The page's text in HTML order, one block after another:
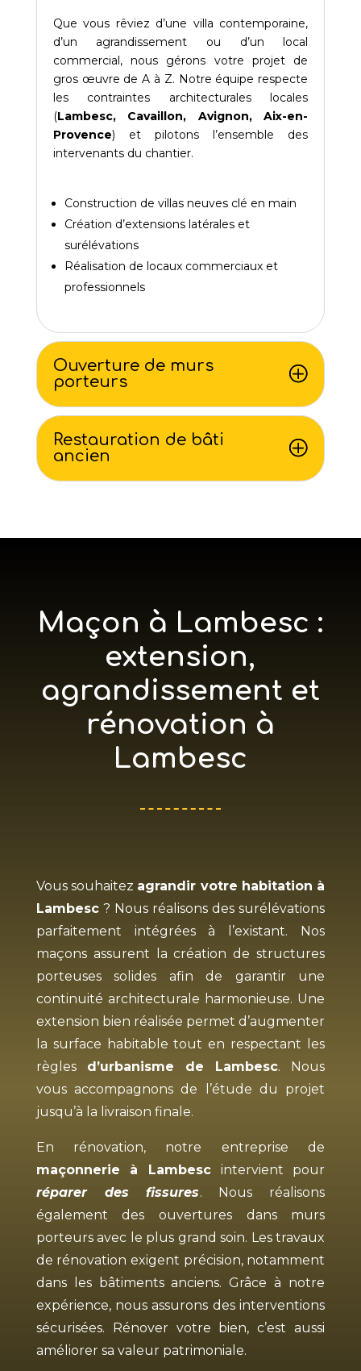
Que vous rêviez d’une villa contemporaine,
d’un agrandissement ou d’un local
commercial, nous gérons votre projet de
gros œuvre de A à Z. Notre équipe respecte
les contraintes architecturales locales
(Lambesc, Cavaillon, Avignon, Aix-en-
Provence) et pilotons l’ensemble des
intervenants du chantier.
Construction de villas neuves clé en main
Création d’extensions latérales et
surélévations
Réalisation de locaux commerciaux et
professionnels
Ouverture de murs
porteurs
Restauration de bâti
ancien
Maçon à Lambesc :
extension,
agrandissement et
rénovation à
Lambesc
Vous souhaitez agrandir votre habitation à
Lambesc? Nous réalisons des surélévations
parfaitement intégrées à l’existant. Nos
maçons assurent la création de structures
porteuses solides afin de garantir une
continuité architecturale harmonieuse. Une
extension bien réalisée permet d’augmenter
la surface habitable tout en respectant les
règles d’urbanisme de Lambesc. Nous
vous accompagnons de l’étude du projet
jusqu’à la livraison finale.
En rénovation, notre entreprise de
maçonnerie à Lambesc intervient pour
réparer des fissures. Nous réalisons
également des ouvertures dans murs
porteurs avec le plus grand soin. Les travaux
de rénovation exigent précision, notamment
dans les bâtiments anciens. Grâce à notre
expérience, nous assurons des interventions
sécurisées. Rénover votre bien, c’est aussi
améliorer sa valeur patrimoniale.